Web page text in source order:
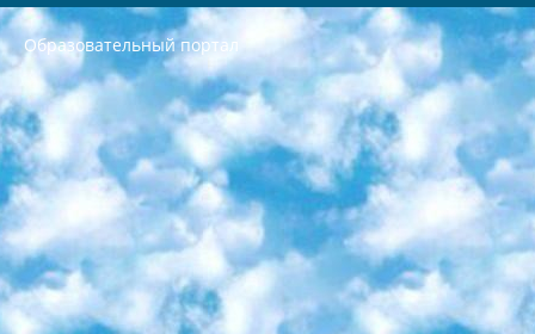
Образовательный портал
РЕСПУБЛИКА УЗБЕКИСТАН МИНИСТРЕРСТВО ДОШКОЛЬНОГО И ШКОЛЬНОГО ОБРАЗОВАНИЯ КОМАНДА в общеобразовательных учреждениях в 2023-2024 учебном году организация и проведение итоговой государственной аттестации обучающихся о Министра дошкольного и школьного образования Республики Узбекистан от 4 марта 2008 года (постановлением Минюста от 20 марта 2008 года № 1778 государственной регистрации) «Итоговое состояние учащихся общего среднего образования на основании положения об утверждении положения об аттестации общего среднего образования выпускной экзамен студентов в образовательных учреждениях в 2023-2024 учебном году В целях организации и прохождения аттестации приказываю: 1. Следующее: перечень предметов, по которым будет проводиться итоговая государственная аттестация и экзамен формы перевода согласно приложению 1; сертификаты международного образца, оценивающие уровень владения иностранными языками перечень согласно приложению 2; 2. Педагогический при специализированных образовательных учреждениях. научно-практический центр квалификации и международной оценки (Д.Давидова) 2024 г. До 25 марта: задания по предметам, по которым будет проводиться итоговая аттестация разработка и утверждение технических условий; итоговая аттестация на основании разработанного предметного задания разработка вопросов по предметам (устно и письменно), экзамен передача; общеобразовательные средние школы и специальные учебные заведения учащиеся выпускных классов школ и интернатов в агентской системе подготовка базы данных экзаменационных материалов и критериев оценки; перевод базы экзаменационных материалов на все языки обучения подать в Республиканский образовательный центр для изготовления; варианты экзаменов на основе разработанных контрольных материалов пусть будут поставлены задачи формирования. 3. Республиканский образовательный центр (Ш.Худайкулов) до 5 апреля 2024 года. до: база данных предоставленных экзаменационных материалов на все языки обучения перевод и экспертиза; для слепых, слабовидящих, глухих, слабослышащих и умственно отсталых детей учащиеся выпускных классов специализированных школ и школ-интернатов база данных экзаменационных материалов на всех преподаваемых языках подготовка критериев оценки; специализированные школы для умственно отсталых детей и технологии для учащихся выпускных классов школ-интернатов разработка соответствующих рекомендаций и критериев проведения ЕГЭ по естествознанию давать задания. 4. Педагогический при специализированных образовательных учреждениях. Научно-практический центр навыков и международной оценки (Д.Давидова), Республика образовательный центр (Худайкулов Ш.) итоговый государственный аттестационный экзамен ориентирован на творческое и логическое мышление при подготовке базы материалов учитывать введение заданий. 5. Следует отметить, что: сертификат государственного образца о знании общеобразовательного предмета и как минимум национальный уровень B1 по предметам на иностранных языках, указанным в Приложении 2. или международно признанный сертификат эквивалентного уровня студенты, изучающие определенный предмет, освобождаются от экзамена; по соответствующим предметам запланирована итоговая государственная аттестация за день до дня, путем жеребьевки Рабочей группой (в письменной форме по предметам, проводимым в форме) из числа сформированных вариантов выбрано 2 варианта; 2 выбранных варианта экзамена анонсированы на официальном сайте министерства и все выпускники по всей стране на основе этих вариантов проводит итоговую государственную аттестацию. 6. Государственное образование учащихся средних общеобразовательных учреждений. знания в соответствии с квалификационными требованиями, которые необходимо приобрести на основании стандартов итоговый (выпускной) контроль для 9 и 11 классов в целях тестирования Экзамены (далее – экзамены) состоят из предметов, перечисленных в приложении 1. будет сделано. 7. Экзамены пройдут с 26 мая по 15 июня 2024 г. (кроме науки физического воспитания). 8. Физическая для учащихся 9 классов общесредних образовательных учреждений. Экзамены по предмету «Образование, квалификация медицина» 1-6 мая 2024 года. сотрудники перевести под присмотр (с отклонениями в физическом или умственном развитии) специализированная школа для детей, школы-интернаты и со сколиозом школы-интернаты санаторного типа для больных детей исключены). 9. Он был слепым, слабовидящим и имел нарушения опорно-двигательного аппарата. экзамены в специализированных школах и интернатах для детей должны проводиться исходя из требований, предъявляемых к общеобразовательным учреждениям (физкультура кроме науки). 10. Специализированная школа для глухих и слабослышащих детей. и экзамены в интернатах и быть реализован в виде письменного теста по математике. 11. Специальность для умственно отсталых детей. Для 9 класса Родной язык и литературное письмо Государственный язык (язык обучения – узбекский). для неклассов) написано Математическое письмо Письменная/устная история Узбекистана Физическое воспитание практично Итоговый контроль Для 11 класса Написание родного языка и литературы (эссе) Математическое письмо Узбекский язык (обучение на узбекском языке) не посещающее общее среднее образование для учреждений)/Образовательное учреждение выбор письменный и устный Иностранный язык письменный/устный Письменная/устная история Узбекистана *По выбору студента:  Химия  Физика  Основы государственного права  География 10 бесплатных образовательных ресурсов - Мы составили подборку онлайн-проектов с интерактивными упражнениями, видеолекциями и статьями. Они помогут вам обрести новые и освежить старые знания бесплатно. 1. «ИНТУИТ» Старейшая образовательная площадка Рунета. Здесь вы найдёте сотни текстовых и видеокурсов на десятки различных тем — от программирования до психологии. Многие курсы подготовлены российскими университетами и крупными международными компаниями вроде Intel и Microsoft. Самостоятельное обучение бесплатное, но желающие могут оплатить услуги персональных наставников. 2. «Смартия» знакомит с актуальными профессиями и подсказывает, как им обучаться. Выбрав заинтересовавшую вас специальность — SMM-специалист, фотограф, веб-дизайнер или другую, — увидите список необходимых для неё умений. Чтобы вы могли освоить их самостоятельно, для каждого умения площадка отображает подборку ссылок на учебные материалы. Хотя «Смартия» ориентируется на русскоязычную аудиторию, часть контента всё же доступна только на английском. 3. «Лекторий Физтеха» Проект Московского физико-технического института (Физтеха). С его помощью вы можете смотреть онлайн серии лекций, записанные на видео в этом вузе. В числе доступных предметов — физика, биология, химия, информационные технологии и другие. К некоторым лекциям администрация ресурса прилагает готовые конспекты, которые можно скачивать в PDF-формате. 4. ITMOcourses Онлайн-площадка Санкт-Петербургского национального исследовательского университета информационных технологий, механики и оптики (ИТМО). Ресурс предоставляет свободный доступ к курсам, разработанным в этом вузе. Каталог материалов разбит на четыре категории: «Оптические системы и технологии», «Приборостроение и робототехника», «Информационные технологии» и «Биотехнологии». Курсы состоят из видеолекций, интерактивных демонстраций и заданий. 5. «КиберЛенинка» Электронная научная библиотека открытого доступа. Каталог площадки регулярно обрастает текстами статей из различных научных изданий. Сгруппированные по журналам и рубрикам публикации можно читать онлайн или скачивать целиком в PDF-формате. Проект нацелен на популяризацию науки за счёт открытого доступа к качественной информации. 6. «ПостНаука» На этом ресурсе публикуют подборки видеолекций, составленные экспертами из разных отраслей и объединённые общими темами. Среди них, к примеру, есть серии «Биоинформатика и геномика», «Культура средневековой Скандинавии» и Cinema Studies о теории кино. Каждая подборка лекций — логически связанная история, рассказанная экспертом от первого лица. Кроме того, на сайте появляются научно-образовательные статьи и тесты на разные темы. 7. «Newочём» Команда проекта «Newочём» отбирает самые интересные тексты из англоязычных СМИ и переводит те из них, за которые голосуют участники сообщества «ВКонтакте». По большей части это научно-популярные статьи. Редакторы придумывают лишь заголовки, в остальном содержание переводов соответствует оригиналам. Полные тексты можно читать прямо в социальной сети. 8. InternetUrok Онлайн-база материалов по основным дисциплинам школьной программы. Информация на сайте структурирована по классам, предметам и темам (урокам). Каждый урок состоит из видеолекций и конспектов. Есть также интерактивные тренажёры и тесты для закрепления пройденного материала. Даже если вы давно окончили школу, возможность повторить программу старших классов всегда может пригодиться. 9. Edutainme Ещё один ресурс об образовании. В отличие от Newtonew, как мне кажется, Edutainme больше ориентируется на представителей индустрии: педагогов, предпринимателей, разработчиков образовательных проектов. Но и любой, кто просто стремится к саморазвитию, найдёт на сайте много полезного и интересного для себя. Например, информацию о новых курсах и образовательных сервисах. 10. Newtonew Онлайн-медиа об образовании и обучении в широком смысле. Авторы Newtonew пишут об инструментах, заведениях, тактиках и стратегиях, которые помогают учить других и получать новые знания самостоятельно. На этой площадке вы найдёте новости, обзоры, аналитические мат